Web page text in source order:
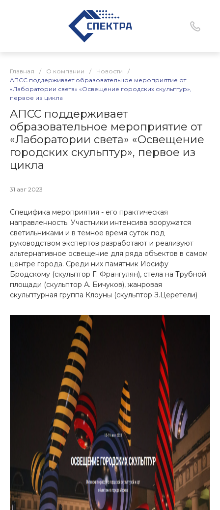
Главная / О компании / Новости
/
АПСС поддерживает образовательное мероприятие от
«Лаборатории света» «Освещение городских скульптур»,
первое из цикла
АПСС поддерживает
образовательное мероприятие от
«Лаборатории света» «Освещение
городских скульптур», первое из
цикла
31 авг 2023
Специфика мероприятия - его практическая
направленность. Участники интенсива вооружатся
светильниками и в темное время суток под
руководством экспертов разработают и реализуют
альтернативное освещение для ряда объектов в самом
центре города. Среди них памятник Иосифу
Бродскому (скульптор Г. Франгулян), стела на Трубной
площади (скульптор А. Бичуков), жанровая
скульптурная группа Клоуны (скульптор З.Церетели)